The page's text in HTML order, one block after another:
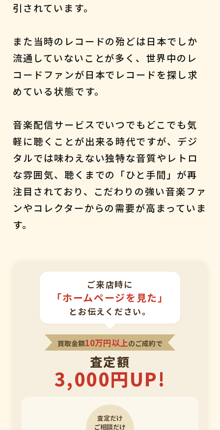
引されています。
また当時のレコードの殆どは日本でしか
流通していないことが多く、世界中のレ
コードファンが日本でレコードを探し求
めている状態です。
音楽配信サービスでいつでもどこでも気
軽に聴くことが出来る時代ですが、デジ
タルでは味わえない独特な音質やレトロ
な雰囲気、聴くまでの「ひと手間」が再
注目されており、こだわりの強い音楽ファ
ンやコレクターからの需要が高まっていま
す。
ご来店時に
「ホームページを見た」
とお伝えください。
買取金額10万円以上のご成約で
査定額
3,000円UP!
査定だけ
ご相談だけ